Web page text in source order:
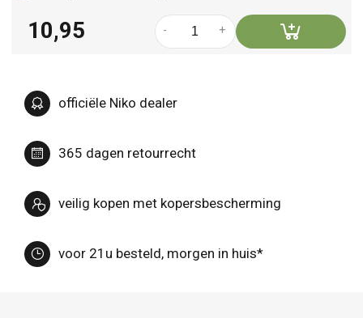
10,95 +
-
officiële Niko dealer
365 dagen retourrecht
veilig kopen met kopersbescherming
voor 21u besteld, morgen in huis*